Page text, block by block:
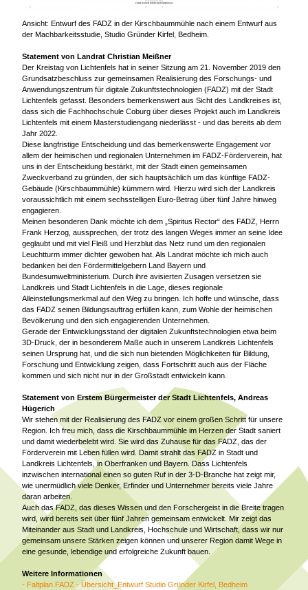
Ansicht: Entwurf des FADZ in der Kirschbaummühle nach einem Entwurf aus
der Machbarkeitsstudie, Studio Gründer Kirfel, Bedheim.
Statement von Landrat Christian Meißner
Der Kreistag von Lichtenfels hat in seiner Sitzung am 21. November 2019 den
Grundsatzbeschluss zur gemeinsamen Realisierung des Forschungs- und
Anwendungszentrum für digitale Zukunftstechnologien (FADZ) mit der Stadt
Lichtenfels gefasst. Besonders bemerkenswert aus Sicht des Landkreises ist,
dass sich die Fachhochschule Coburg über dieses Projekt auch im Landkreis
Lichtenfels mit einem Masterstudiengang niederlässt - und das bereits ab dem
Jahr 2022.
Diese langfristige Entscheidung und das bemerkenswerte Engagement vor
allem der heimischen und regionalen Unternehmen im FADZ-Förderverein, hat
uns in der Entscheidung bestärkt, mit der Stadt einen gemeinsamen
Zweckverband zu gründen, der sich hauptsächlich um das künftige FADZ-
Gebäude (Kirschbaummühle) kümmern wird. Hierzu wird sich der Landkreis
voraussichtlich mit einem sechsstelligen Euro-Betrag über fünf Jahre hinweg
engagieren.
Meinen besonderen Dank möchte ich dem „Spiritus Rector“ des FADZ, Herrn
Frank Herzog, aussprechen, der trotz des langen Weges immer an seine Idee
geglaubt und mit viel Fleiß und Herzblut das Netz rund um den regionalen
Leuchtturm immer dichter gewoben hat. Als Landrat möchte ich mich auch
bedanken bei den Fördermittelgebern Land Bayern und
Bundesumweltministerium. Durch ihre avisierten Zusagen versetzen sie
Landkreis und Stadt Lichtenfels in die Lage, dieses regionale
Alleinstellungsmerkmal auf den Weg zu bringen. Ich hoffe und wünsche, dass
das FADZ seinen Bildungsauftrag erfüllen kann, zum Wohle der heimischen
Bevölkerung und den sich engagierenden Unternehmen.
Gerade der Entwicklungsstand der digitalen Zukunftstechnologien etwa beim
3D-Druck, der in besonderem Maße auch in unserem Landkreis Lichtenfels
seinen Ursprung hat, und die sich nun bietenden Möglichkeiten für Bildung,
Forschung und Entwicklung zeigen, dass Fortschritt auch aus der Fläche
kommen und sich nicht nur in der Großstadt entwickeln kann.
Statement von Erstem Bürgermeister der Stadt Lichtenfels, Andreas
Hügerich
Wir stehen mit der Realisierung des FADZ vor einem großen Schritt für unsere
Region. Ich freu mich, dass die Kirschbaummühle im Herzen der Stadt saniert
und damit wiederbelebt wird. Sie wird das Zuhause für das FADZ, das der
Förderverein mit Leben füllen wird. Damit strahlt das FADZ in Stadt und
Landkreis Lichtenfels, in Oberfranken und Bayern. Dass Lichtenfels
inzwischen international einen so guten Ruf in der 3-D-Branche hat zeigt mir,
wie unermüdlich viele Denker, Erfinder und Unternehmer bereits viele Jahre
daran arbeiten.
Auch das FADZ, das dieses Wissen und den Forschergeist in die Breite tragen
wird, wird bereits seit über fünf Jahren gemeinsam entwickelt. Mir zeigt das
Miteinander aus Stadt und Landkreis, Hochschule und Wirtschaft, dass wir nur
gemeinsam unsere Stärken zeigen können und unserer Region damit Wege in
eine gesunde, lebendige und erfolgreiche Zukunft bauen.
Weitere Informationen
- Faltplan FADZ - Übersicht_Entwurf Studio Gründer Kirfel, Bedheim